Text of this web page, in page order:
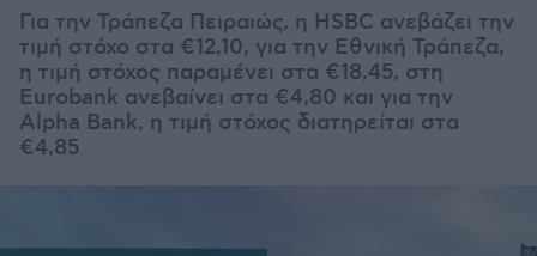
Για την Τράπεζα Πειραιώς, η HSBC ανεβάζει την
τιμή στόχο στα €12,10, για την Εθνική Τράπεζα,
η τιμή στόχος παραμένει στα €18,45, στη
Eurobank ανεβαίνει στα €4,80 και για την
Alpha Bank, η τιμή στόχος διατηρείται στα
€4,85